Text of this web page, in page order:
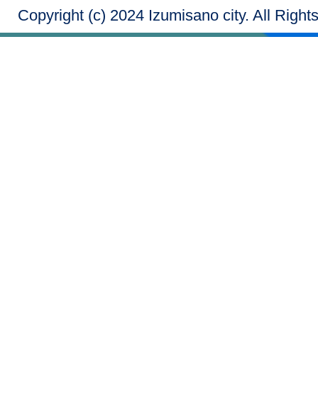
Copyright (c) 2024 Izumisano city. All